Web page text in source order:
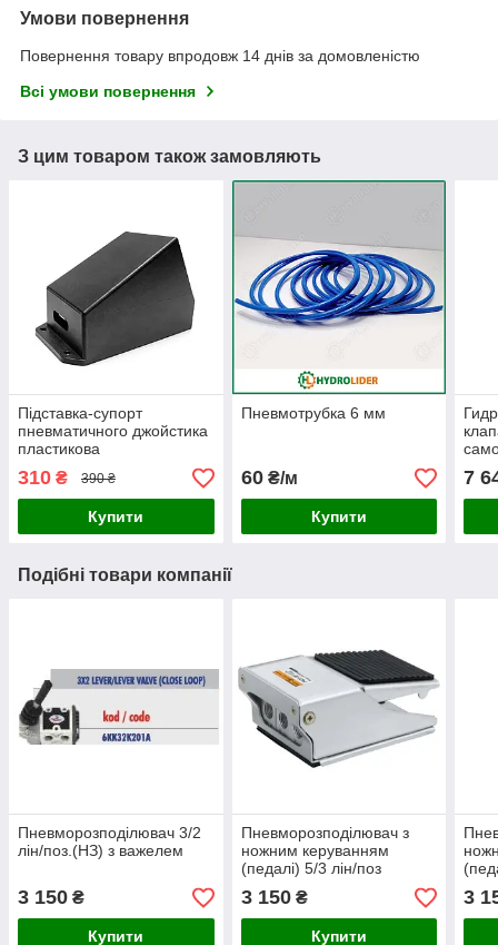
Умови повернення
Повернення товару впродовж 14 днів за домовленістю
Всі умови повернення
З цим товаром також замовляють
Підставка-супорт
пневматичного джойстика
пластикова
310 ₴ 390 ₴
Купити
Пневмотрубка 6 мм
60₴/м
Купити
7
Подібні товари компанії
Пневморозподілювач 3/2
лін/поз.(НЗ) з важелем
3 150 ₴
Купити
Пневморозподілювач з
ножним керуванням
(педалі) 5/3 лін/поз
3 150₴
Купити
3